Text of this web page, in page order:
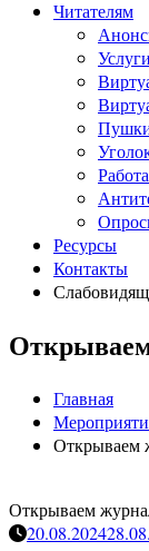
Читателям
Услуги
Ресурсы
Контакты
Главная
Открываем
Открываем
20.08.2024